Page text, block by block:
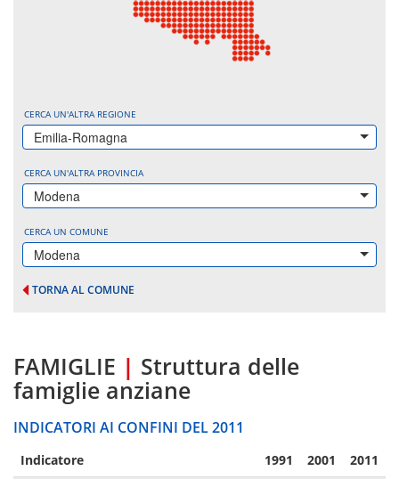
CERCA UN'ALTRA REGIONE
Emilia-Romagna
CERCA UN'ALTRA PROVINCIA
Modena
CERCA UN COMUNE
Modena
TORNA AL COMUNE
FAMIGLIE | Struttura delle
famiglie anziane
INDICATORI AI CONFINI DEL 2011
Indicatore 1991 2001 2011